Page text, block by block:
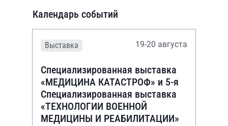
Календарь событий
Выставка 19-20 августа
Специализированная выставка
«МЕДИЦИНА КАТАСТРОФ» и 5-я
Специализированная выставка
«ТЕХНОЛОГИИ ВОЕННОЙ
МЕДИЦИНЫ И РЕАБИЛИТАЦИИ»